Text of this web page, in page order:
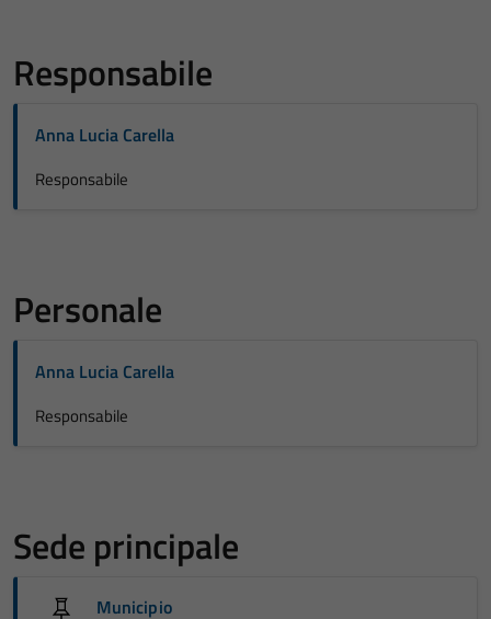
Responsabile
Anna Lucia Carella
Responsabile
Personale
Anna Lucia Carella
Responsabile
Sede principale
Municipio